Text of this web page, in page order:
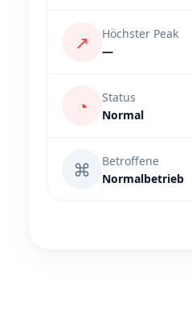
↗
Höchster Peak
—
◔
Status
Normal
⌘
Betroffene
Normalbetrieb